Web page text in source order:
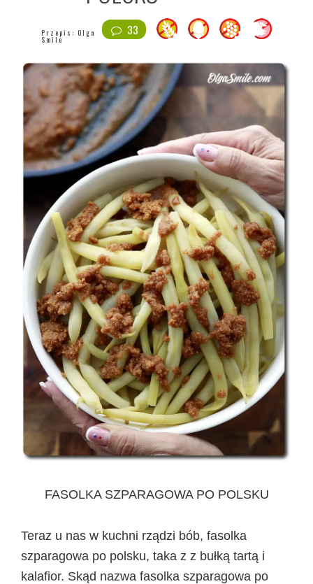
33
Przepis:Olga
Smile
FASOLKA SZPARAGOWA PO POLSKU
Teraz u nas w kuchni rządzi bób, fasolka
szparagowa po polsku, taka z z bułką tartą i
kalafior. Skąd nazwa fasolka szparagowa po